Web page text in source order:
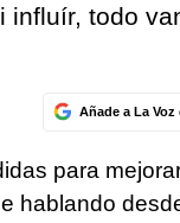
todo
Añade a La
para
hablando